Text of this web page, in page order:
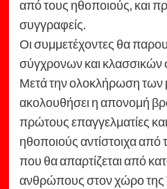
από τους ηθοποιούς, και
συγγραφείς.
Οι συμμετέχοντες θα
σύγχρονων και
Μετά την ολοκλήρωση
ακολουθήσει η απονομή
πρώτους επαγγελματίες
ηθοποιούς αντίστοιχα από
που θα απαρτίζεται από
ανθρώπους στον χώρο της